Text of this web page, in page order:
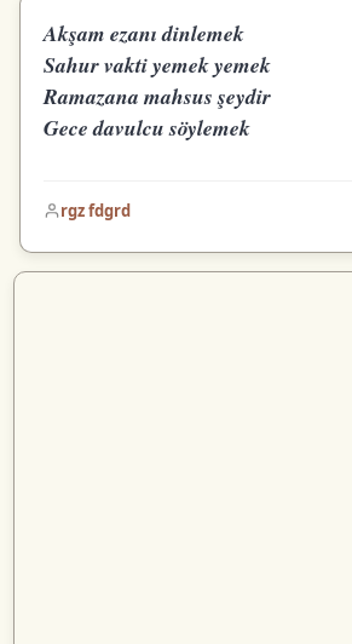
Akşam ezanı dinlemek
Sahur vakti yemek yemek
Ramazana mahsus şeydir
Gece davulcu söylemek
rgz fdgrd